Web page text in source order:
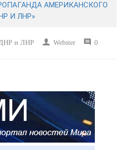
АМЕРИКАНСКОГО
И ЛНР»
и ЛНР Webster 0